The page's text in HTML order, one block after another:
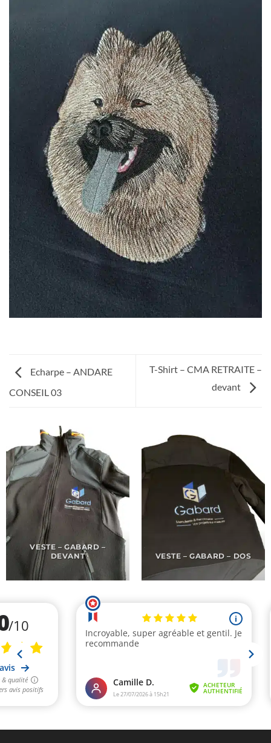
Echarpe – ANDARE
CONSEIL 03
T-Shirt – CMA RETRAITE –
devant
VESTE – GABARD –
DEVANT
VESTE – GABARD – DOS